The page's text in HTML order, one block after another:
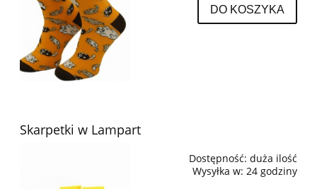
DO KOSZYKA
Skarpetki w Lampart
Dostępność: duża ilość
Wysyłka w: 24 godziny